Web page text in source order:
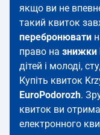
якщо ви не
такий квиток
перебронювати
право на знижки
дітей і молоді,
Купіть квиток
EuroPodorozh.
квиток ви
електронного